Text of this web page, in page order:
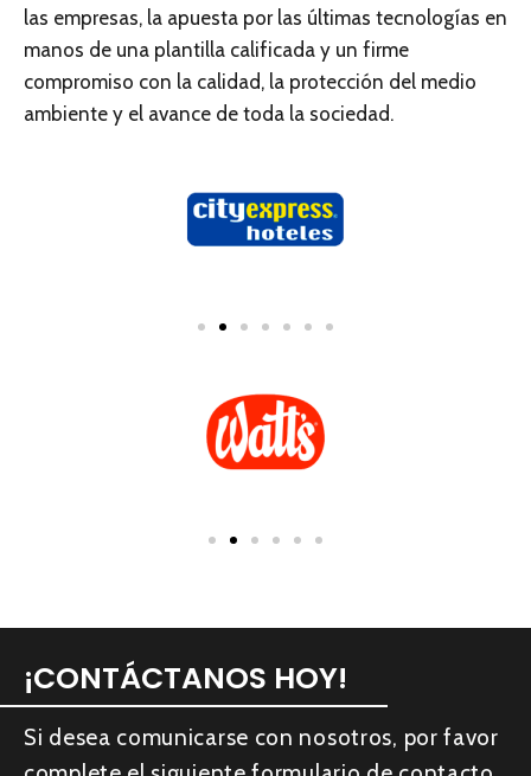
las empresas, la apuesta por las últimas tecnologías en
manos de una plantilla calificada y un firme
compromiso con la calidad, la protección del medio
ambiente y el avance de toda la sociedad.
¡CONTÁCTANOS HOY!
Si desea comunicarse con nosotros, por favor